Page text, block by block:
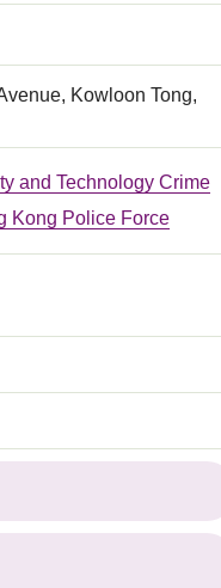
Kowloon Tong,
and Technology Crime
Kong Police Force